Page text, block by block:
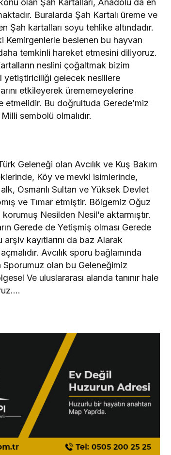
olan Şah Kartalları, Anadolu da en
Buralarda Şah Kartalı üreme ve
Şah kartalları soyu tehlike altındadır.
Kemirgenlerle beslenen bu hayvan
temkinli hareket etmesini diliyoruz.
neslini çoğaltmak bizim
yetiştiriciliği gelecek nesillere
etkileyerek ürememeyelerine
Bu doğrultuda Gerede’miz
sembolü olmalıdır.
Geleneği olan Avcılık ve Kuş Bakım
Köy ve mevki isimlerinde,
Osmanlı Sultan ve Yüksek Devlet
ve Tımar etmiştir. Bölgemiz Oğuz
Nesilden Nesil’e aktarmıştır.
Gerede de Yetişmiş olması Gerede
kayıtlarını da baz Alarak
Avcılık sporu bağlamında
Sporumuz olan bu Geleneğimiz
Ve uluslararası alanda tanınır hale